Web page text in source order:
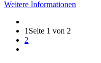
Weitere Informationen
1 Seite 1 von 2
2